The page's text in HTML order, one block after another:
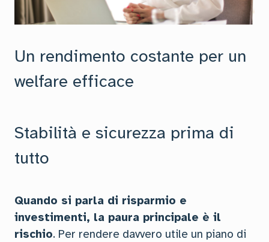
Un rendimento costante per un
welfare efficace
Stabilità e sicurezza prima di
tutto
Quando si parla di risparmio e
investimenti, la paura principale è il
rischio. Per rendere davvero utile un piano di